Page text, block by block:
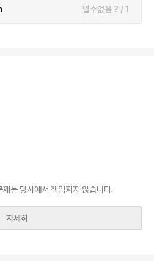
알수없음 ? / 1
는 당사에서 책임지지 않습니다.
자세히